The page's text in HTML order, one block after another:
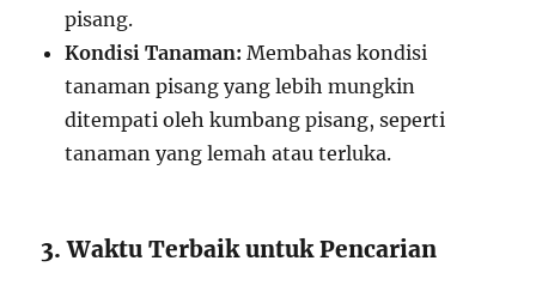
pisang.
Kondisi Tanaman: Membahas kondisi
tanaman pisang yang lebih mungkin
ditempati oleh kumbang pisang, seperti
tanaman yang lemah atau terluka.
3. Waktu Terbaik untuk Pencarian